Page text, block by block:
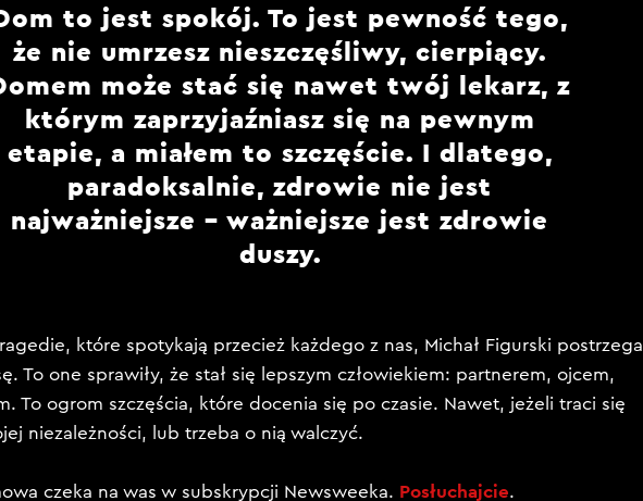
to jest spokój. To jest pewność tego,
że nie umrzesz nieszczęśliwy, cierpiący.
może stać się nawet twój lekarz, z
którym zaprzyjaźniasz się na pewnym
etapie, a miałem to szczęście. I dlatego,
paradoksalnie, zdrowie nie jest
najważniejsze – ważniejsze jest zdrowie
duszy.
które spotykają przecież każdego z nas, Michał Figurski postrzega
To one sprawiły, że stał się lepszym człowiekiem: partnerem, ojcem,
To ogrom szczęścia, które docenia się po czasie. Nawet, jeżeli traci się
niezależności, lub trzeba o nią walczyć.
czeka na was w subskrypcji Newsweeka. Posłuchajcie.